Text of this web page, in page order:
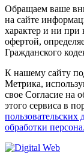
Обращаем ваше
на сайте
характер и ни при
офертой,
Гражданского
К нашему сайту
Метрика,
свое Согласие на
этого сервиса в
обработки